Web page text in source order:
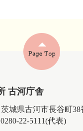
古河庁舎
茨城県古河市長谷町38
22-5111(代表)